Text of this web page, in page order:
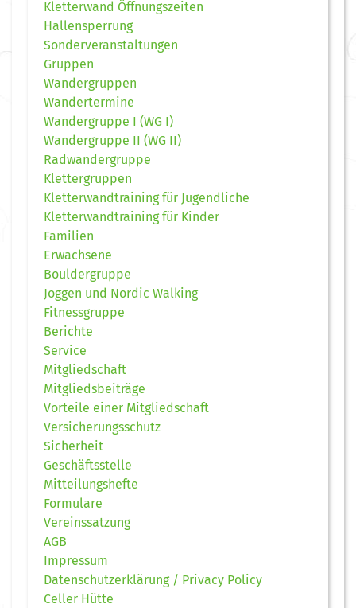
Kletterwand Öffnungszeiten
Hallensperrung
Sonderveranstaltungen
Gruppen
Wandergruppen
Wandertermine
Wandergruppe I (WG I)
Wandergruppe II (WG II)
Radwandergruppe
Klettergruppen
Kletterwandtraining für Jugendliche
Kletterwandtraining für Kinder
Familien
Erwachsene
Bouldergruppe
Joggen und Nordic Walking
Fitnessgruppe
Berichte
Service
Mitgliedschaft
Mitgliedsbeiträge
Vorteile einer Mitgliedschaft
Versicherungsschutz
Sicherheit
Geschäftsstelle
Mitteilungshefte
Formulare
Vereinssatzung
AGB
Impressum
Datenschutzerklärung / Privacy Policy
Celler Hütte